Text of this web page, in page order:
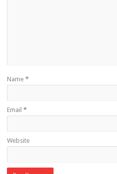
Name *
Email *
Website